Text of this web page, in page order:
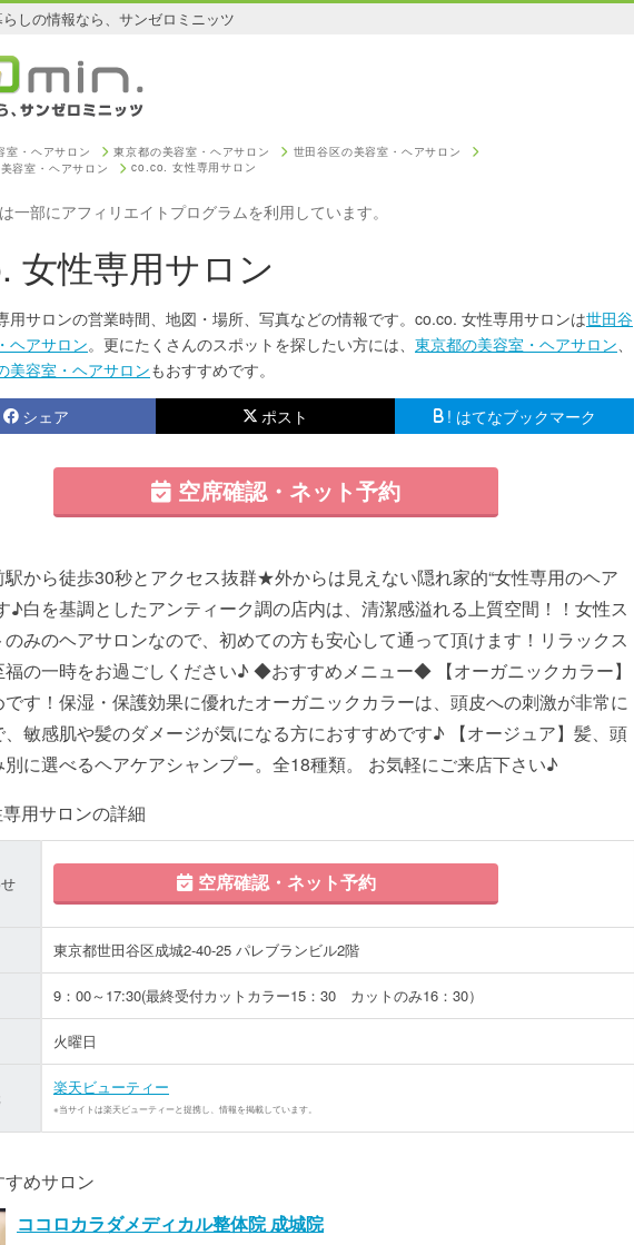
しの情報なら、サンゼロミニッツ
室・ヘアサロン 東京都の美容室・ヘアサロン
世田谷区の美容室・ヘアサロン
容室・ヘアサロン
co.co. 女性専用サロン
一部にアフィリエイトプログラムを利用しています。
女性専用サロン
用サロンの営業時間、地図・場所、写真などの情報です。co.co. 女性専用サロンは世田谷
ヘアサロン。更にたくさんのスポットを探したい方には、 東京都の美容室・ヘアサロン
美容室・ヘアサロンもおすすめです。
シェア ポスト ! はてなブックマーク
空席確認・ネット予約
駅から徒歩30秒とアクセス抜群★外からは見えない隠れ家的“女性専用のヘア
♪白を基調としたアンティーク調の店内は、清潔感溢れる上質空間！！女性ス
のみのヘアサロンなので、初めての方も安心して通って頂けます！リラックス
福の一時をお過ごしください♪ ◆おすすめメニュー◆ 【オーガニックカラー】
です！保湿・保護効果に優れたオーガニックカラーは、頭皮への刺激が非常に
、敏感肌や髪のダメージが気になる方におすすめです♪ 【オージュア】髪、頭
別に選べるヘアケアシャンプー。全18種類。 お気軽にご来店下さい♪
用サロンの詳細
空席確認・ネット予約
東京都世田谷区成城2-40-25 パレブランビル2階
9：00～17:30(最終受付カットカラー15：30 カットのみ16：30）
火曜日
楽天ビューティー
※当サイトは楽天ビューティーと提携し、情報を掲載しています。
めサロン
ココロカラダメディカル整体院 成城院